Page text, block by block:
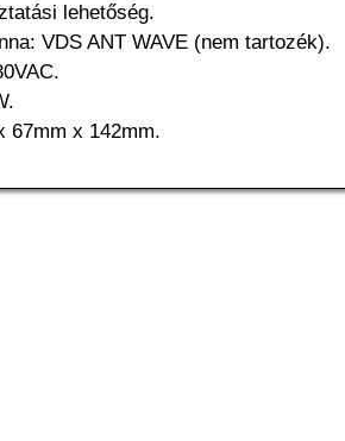
lehetőség.
VDS ANT WAVE (nem tartozék).
67mm x 142mm.